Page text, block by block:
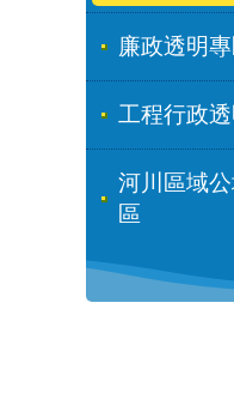
廉政透明
工程行政
河川區域
區